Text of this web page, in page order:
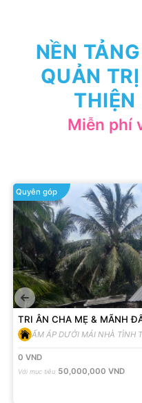
NỀN
QUẢN
THIỆN
Miễn phí
Quyên góp
TRI ÂN CHA MẸ & MÃNH
VINH - KÊU GỌI NHÀ TÌNH
ẤM ÁP DƯỚI MÁI NHÀ TÌNH
0 VND
Với mục tiêu 50,000,000 VND